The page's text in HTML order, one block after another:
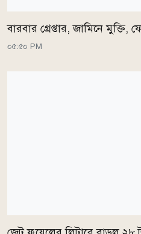
বারবার গ্রেপ্তার, জামিনে মুক্তি,
০৫:৫০ PM